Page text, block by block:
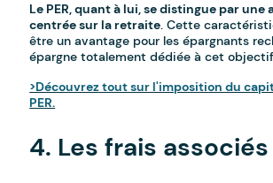
Le PER, quant à lui, se distingue par une
centrée sur la retraite. Cette
être un avantage pour les épargnants
épargne totalement dédiée à cet
>Découvrez tout sur l'imposition du
PER.
4. Les frais associés